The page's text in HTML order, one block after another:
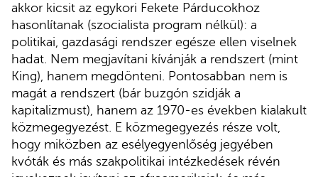
akkor kicsit az egykori Fekete Párducokhoz
hasonlítanak (szocialista program nélkül): a
politikai, gazdasági rendszer egésze ellen viselnek
hadat. Nem megjavítani kívánják a rendszert (mint
King), hanem megdönteni. Pontosabban nem is
magát a rendszert (bár buzgón szidják a
kapitalizmust), hanem az 1970-es években kialakult
közmegegyezést. E közmegegyezés része volt,
hogy miközben az esélyegyenlőség jegyében
kvóták és más szakpolitikai intézkedések révén